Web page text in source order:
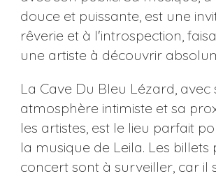
douce et puissante, est une
rêverie et à l'introspection,
une artiste à découvrir
La Cave Du Bleu Lézard, avec
atmosphère intimiste et sa
les artistes, est le lieu parfait
la musique de Leila. Les billets
concert sont à surveiller, car il